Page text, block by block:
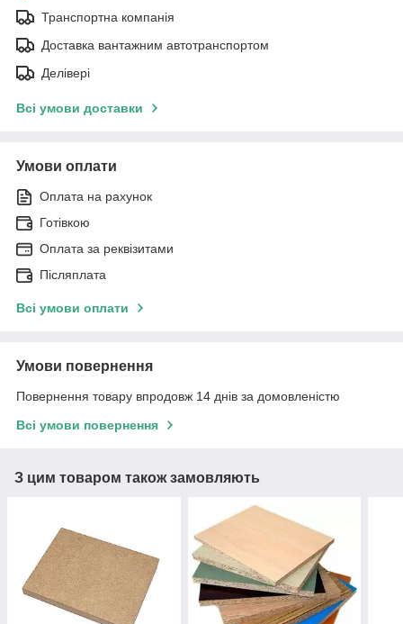
Транспортна компанія
Доставка вантажним автотранспортом
Делівері
Всі умови доставки
Умови оплати
Оплата на рахунок
Готівкою
Оплата за реквізитами
Післяплата
Всі умови оплати
Умови повернення
Повернення товару впродовж 14 днів за домовленістю
Всі умови повернення
З цим товаром також замовляють